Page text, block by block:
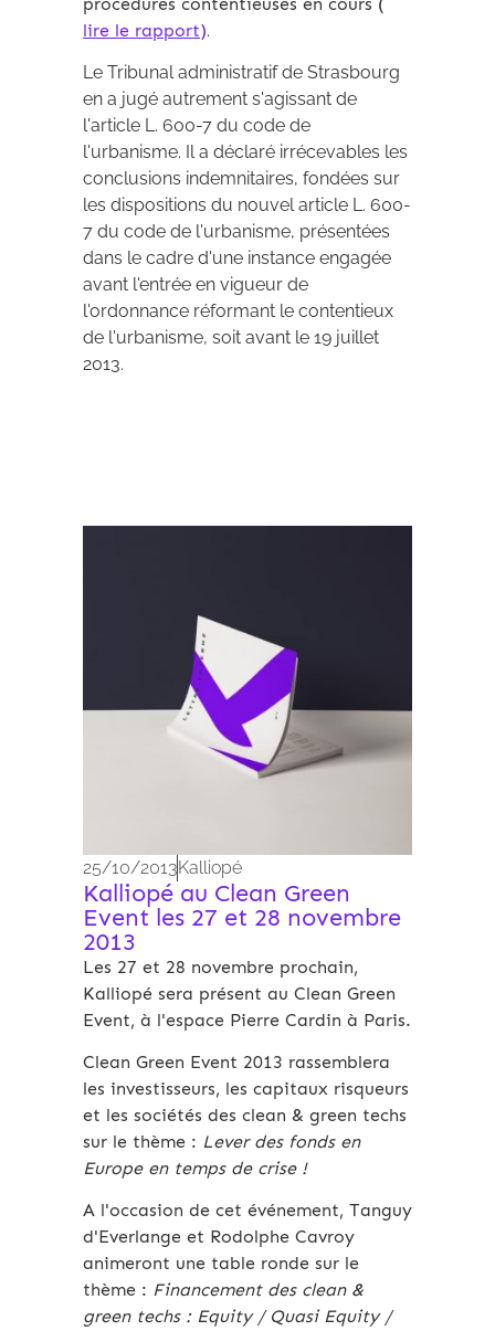
lire le rapport).
Le Tribunal administratif de Strasbourg
en a jugé autrement s'agissant de
l'article L. 600-7 du code de
l'urbanisme. Il a déclaré irrécevables les
conclusions indemnitaires, fondées sur
les dispositions du nouvel article L. 600-
7 du code de l'urbanisme, présentées
dans le cadre d'une instance engagée
avant l'entrée en vigueur de
l'ordonnance réformant le contentieux
de l'urbanisme, soit avant le 19 juillet
2013.
25/10/2013Kalliopé
Kalliopé au Clean Green
Event les 27 et 28 novembre
2013
Les 27 et 28 novembre prochain,
Kalliopé sera présent au Clean Green
Event, à l'espace Pierre Cardin à Paris.
Clean Green Event 2013 rassemblera
les investisseurs, les capitaux risqueurs
et les sociétés des clean & green techs
sur le thème : Lever des fonds en
Europe en temps de crise !
A l'occasion de cet événement, Tanguy
d'Everlange et Rodolphe Cavroy
animeront une table ronde sur le
thème : Financement des clean &
green techs : Equity / Quasi Equity /